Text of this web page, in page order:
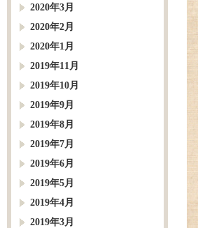
2020年3月
2020年2月
2020年1月
2019年11月
2019年10月
2019年9月
2019年8月
2019年7月
2019年6月
2019年5月
2019年4月
2019年3月